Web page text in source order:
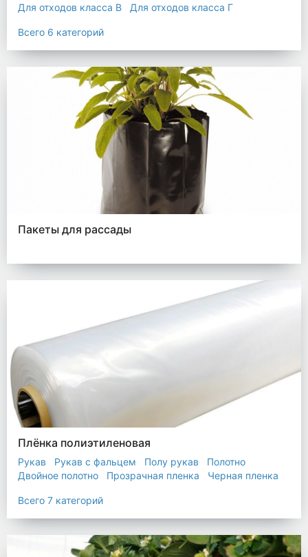
Для отходов класса В
Для отходов класса Г
Пакеты термостойкие для утилизатора
Всего 6 категорий
Пакеты для рассады
Плёнка полиэтиленовая
Рукав Рукав с фальцем Полу рукав
Полотно
Двойное полотно
Прозрачная пленка Черная пленка
Всего 7 категорий